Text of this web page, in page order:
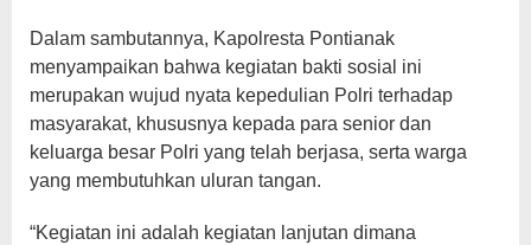
Dalam sambutannya, Kapolresta Pontianak
menyampaikan bahwa kegiatan bakti sosial ini
merupakan wujud nyata kepedulian Polri terhadap
masyarakat, khususnya kepada para senior dan
keluarga besar Polri yang telah berjasa, serta warga
yang membutuhkan uluran tangan.
“Kegiatan ini adalah kegiatan lanjutan dimana